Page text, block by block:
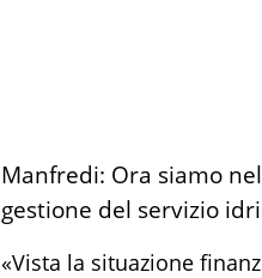
Manfredi: Ora siamo
gestione del servizio
«Vista la situazione